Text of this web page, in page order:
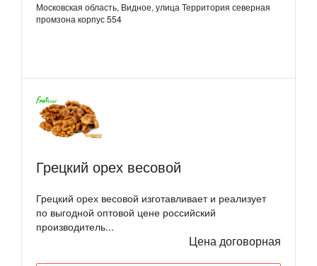
Московская область, Видное, улица Территория северная
промзона корпус 554
Грецкий орех весовой
Грецкий орех весовой изготавливает и реализует
по выгодной оптовой цене российский
производитель...
Цена договорная